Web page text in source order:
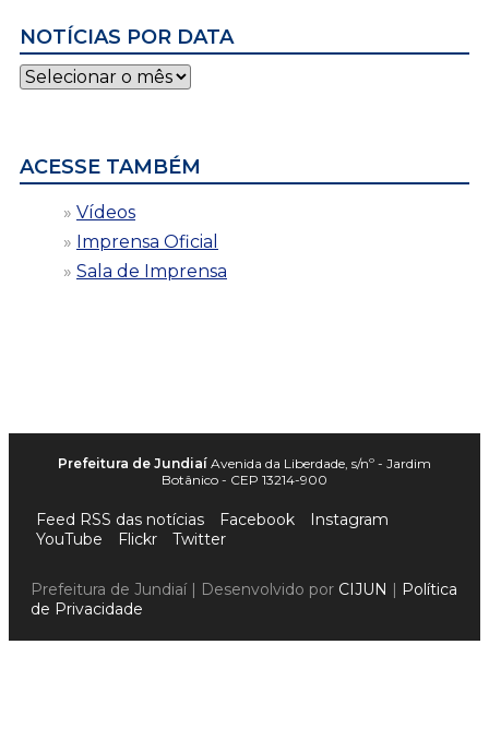
NOTÍCIAS POR DATA
Notícias
por
ACESSE TAMBÉM
Vídeos
Imprensa Oficial
Sala de Imprensa
Prefeitura de Jundiaí Avenida da Liberdade, s/nº - Jardim
Botânico - CEP 13214-900
Feed RSS das notícias Facebook
Instagram
YouTube
Flickr Twitter
Prefeitura de Jundiaí | Desenvolvido por CIJUN | Política
de Privacidade